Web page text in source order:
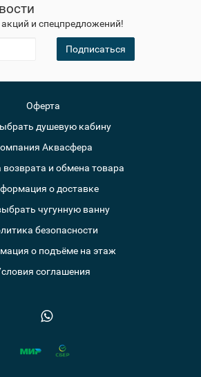
и спецпредложений!
Подписаться
Оферта
душевую кабину
Аквасфера
и обмена товара
о доставке
чугунную ванну
безопасности
о подъёме на этаж
соглашения